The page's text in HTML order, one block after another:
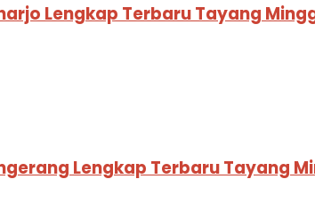
Lengkap Terbaru Tayang
Lengkap Terbaru Tayang